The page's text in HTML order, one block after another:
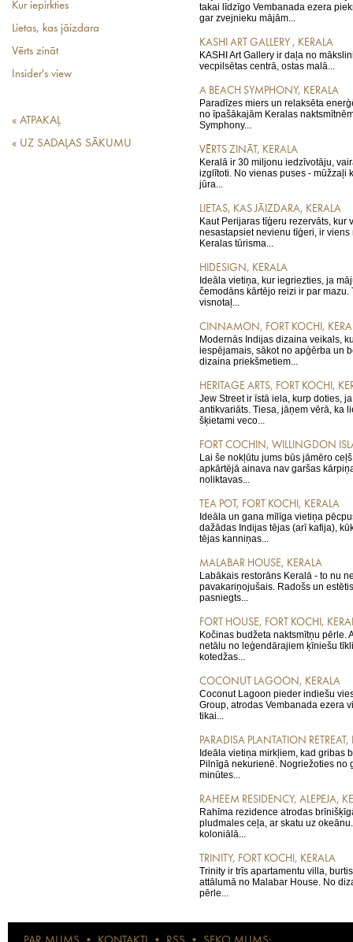
Kur iepirkties
Lietas, kas jāizdara
Vērts zināt
Insider's view
« ATPAKAĻ
« UZ SADAĻAS SĀKUMU
takai līdzīgo Vembanada ezera
gar zvejnieku mājām...
KASHI ART GALLERY , KERALA
KASHI Art Gallery ir daļa no
vecpilsētas centrā, ostas malā...
A BEACH SYMPHONY, KERALA
Paradīzes miers un relaksēta
no īpašākajām Keralas
Symphony...
VĒRTS ZINĀT, KERALA
Keralā ir 30 miljonu iedzīvotāju,
izglītoti. No vienas puses - mūžzaļi
jūra...
LIETAS, KAS JĀIZDARA, KERALA
Kaut Perijaras tīģeru rezervāts, kur
nesastapsiet nevienu tīģeri, ir
Keralas tūrisma...
HIDESIGN, KERALA
Ideāla vietiņa, kur iegriezties, ja
čemodāns kārtējo reizi ir par mazu.
visnotaļ...
CINNAMON, FORT KOCHI,
Modernās Indijas dizaina veikals,
iespējamais, sākot no apģērba un
dizaina priekšmetiem...
HERITAGE ARTS, FORT KOCHI,
Jew Street ir īstā iela, kurp doties,
antikvariāts. Tiesa, jāņem vērā, ka
šķietami veco...
FORT COCHIN, WILLINGDON
Lai še nokļūtu jums būs jāmēro
apkārtējā ainava nav garšas
noliktavas...
TEA POT, FORT KOCHI, KERALA
Ideāla un gana mīlīga vietiņa
dažādas Indijas tējas (arī kafija),
tējas kanniņas...
MALABAR HOUSE, KERALA
Labākais restorāns Keralā - to nu
pavakariņojušais. Radošs un
pasniegts...
FORT HOUSE, FORT KOCHI,
Kočinas budžeta naktsmītņu pērle.
netālu no leģendārajiem ķīniešu
kotedžas...
COCONUT LAGOON, KERALA
Coconut Lagoon pieder indiešu
Group, atrodas Vembanada ezera
tikai...
PARADISA PLANTATION
Ideāla vietiņa mirkļiem, kad gribas
Pilnīgā nekurienē. Nogriežoties no
minūtes...
RAHEEM RESIDENCY, ALEPEJA,
Rahīma rezidence atrodas
pludmales ceļa, ar skatu uz
koloniālā...
TRINITY, FORT KOCHI, KERALA
Trinity ir trīs apartamentu villa,
attālumā no Malabar House. No
pērle...